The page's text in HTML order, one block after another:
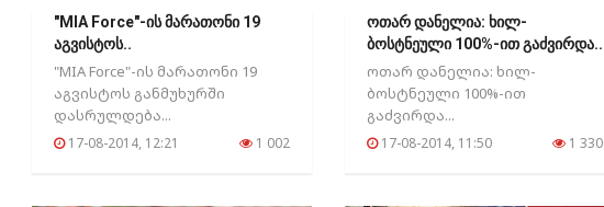
"MIA Force"-ის მარათონი 19
აგვისტოს..
"MIA Force"-ის მარათონი 19
აგვისტოს განმუხურში
დასრულდება...
17-08-2014, 12:21 1 002
ოთარ დანელია: ხილ-
ბოსტნეული 100%-ით გაძვირდა..
ოთარ დანელია: ხილ-
ბოსტნეული 100%-ით
გაძვირდა...
17-08-2014, 11:50 1 330